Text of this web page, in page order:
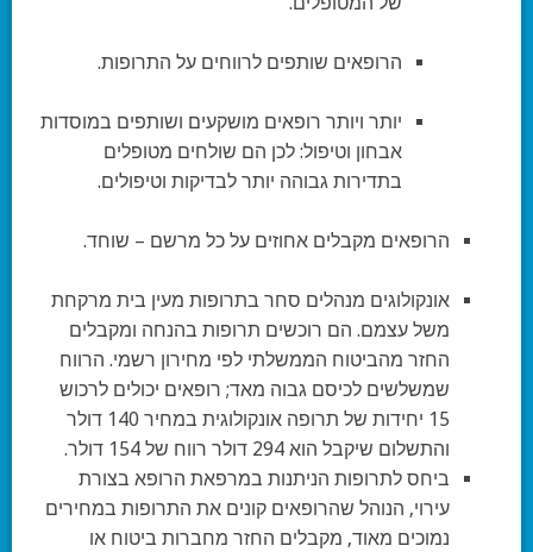
הרופאים שותפים לרווחים על התרופות.
יותר ויותר רופאים מושקעים ושותפים במוסדות
אבחון וטיפול: לכן הם שולחים מטופלים
בתדירות גבוהה יותר לבדיקות וטיפולים.
הרופאים מקבלים אחוזים על כל מרשם – שוחד.
אונקולוגים מנהלים סחר בתרופות מעין בית מרקחת
משל עצמם. הם רוכשים תרופות בהנחה ומקבלים
החזר מהביטוח הממשלתי לפי מחירון רשמי. הרווח
שמשלשים לכיסם גבוה מאד; רופאים יכולים לרכוש
15 יחידות של תרופה אונקולוגית במחיר 140 דולר
והתשלום שיקבל הוא 294 דולר רווח של 154 דולר.
ביחס לתרופות הניתנות במרפאת הרופא בצורת
עירוי, הנוהל שהרופאים קונים את התרופות במחירים
נמוכים מאוד, מקבלים החזר מחברות ביטוח או